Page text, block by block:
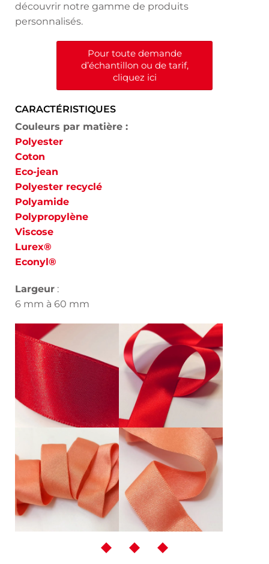
découvrir notre gamme de produits
personnalisés.
Pour toute demande
d’échantillon ou de tarif,
cliquez ici
CARACTÉRISTIQUES
Couleurs par matière :
Polyester
Coton
Eco-jean
Polyester recyclé
Polyamide
Polypropylène
Viscose
Lurex®
Econyl®
Largeur :
6 mm à 60 mm